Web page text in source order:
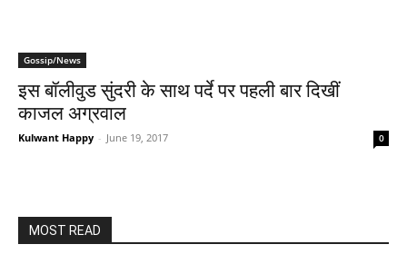
Gossip/News
इस बॉलीवुड सुंदरी के साथ पर्दे पर पहली बार दिखीं
काजल अग्रवाल
Kulwant Happy - June 19, 2017 0
MOST READ